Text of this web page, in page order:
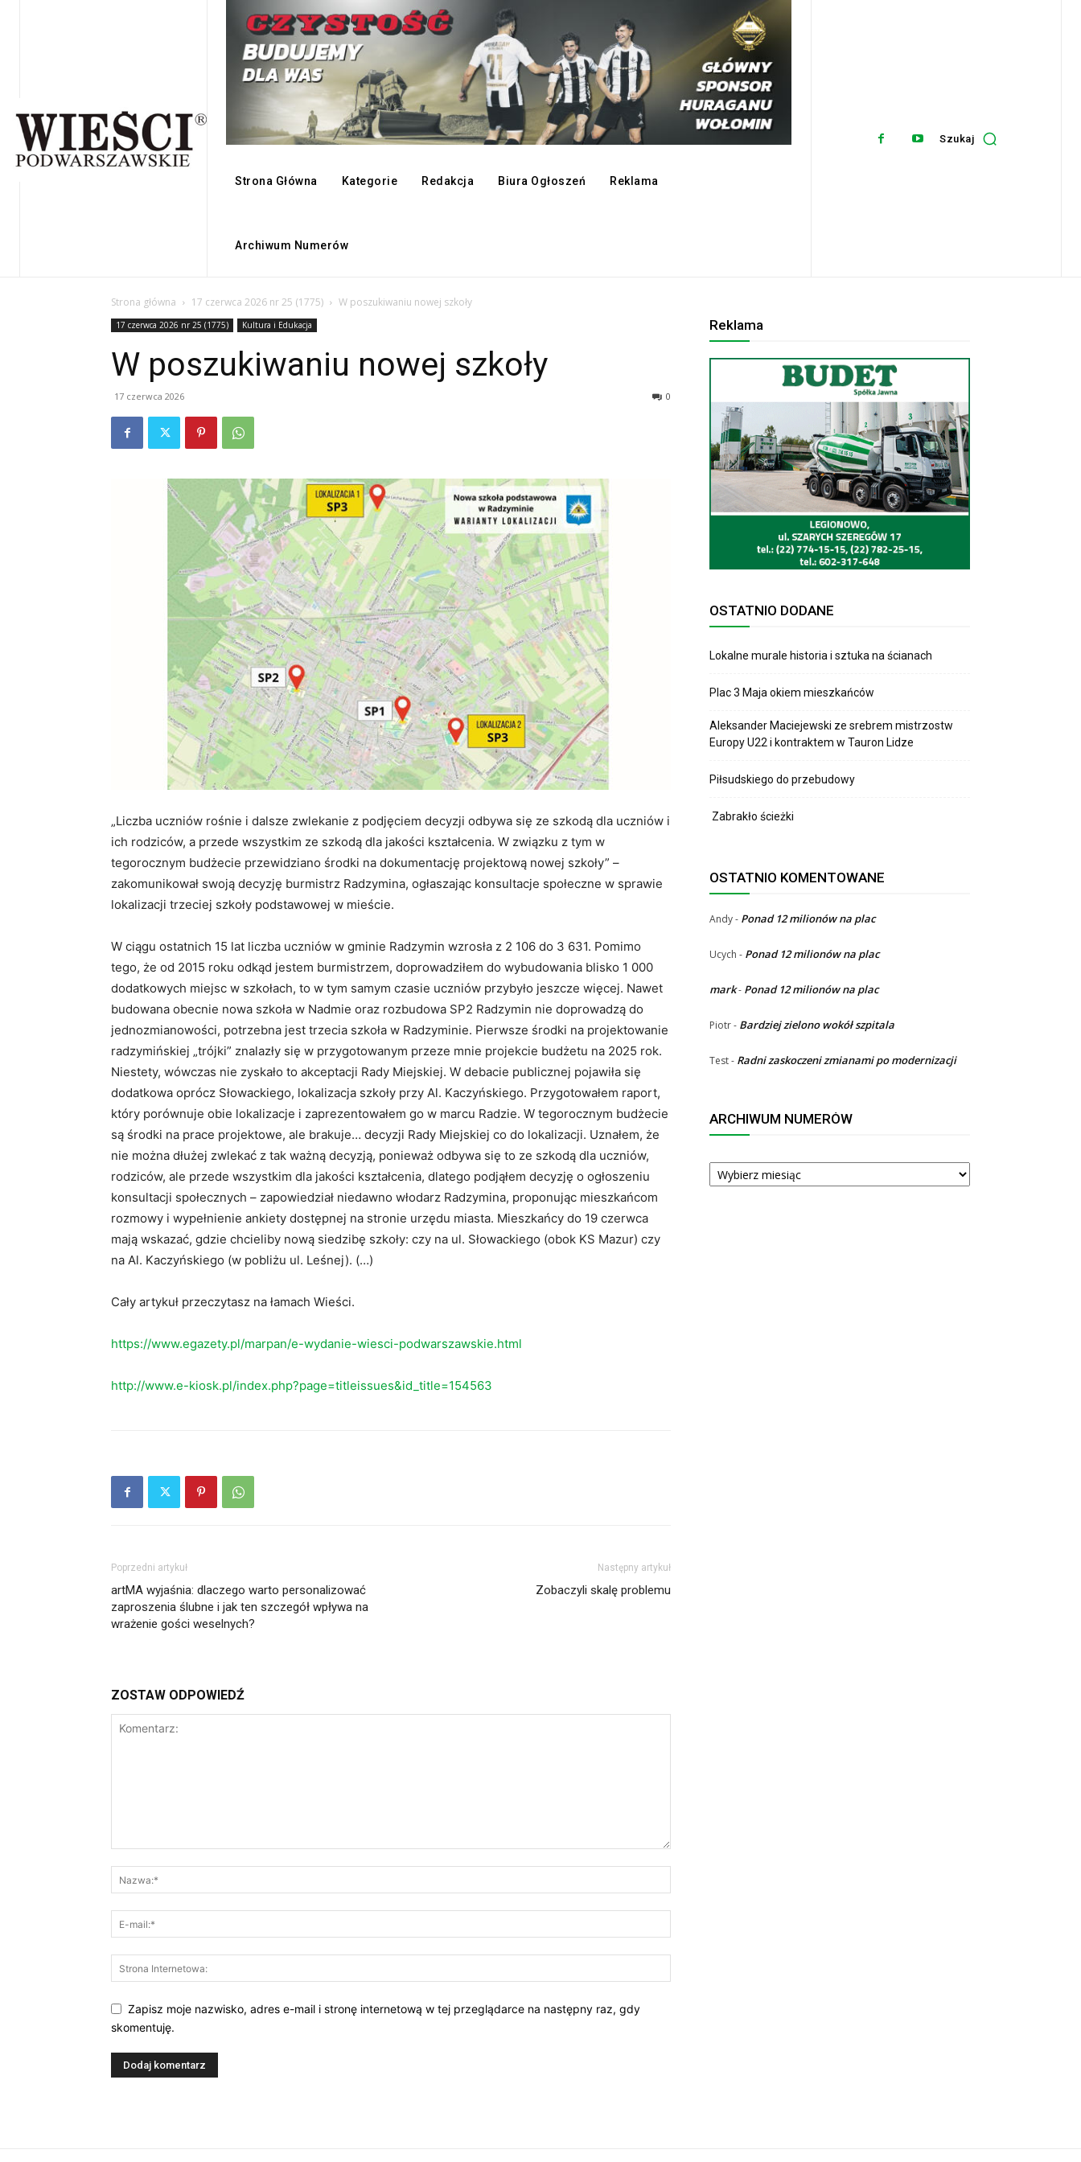
Strona Główna Kategorie Redakcja Biura Ogłoszeń Reklama
Archiwum Numerów
Szukaj
Strona główna 17 czerwca 2026 nr 25 (1775) W poszukiwaniu nowej szkoły
17 czerwca 2026 nr 25 (1775) Kultura i Edukacja
W poszukiwaniu nowej szkoły
17 czerwca 2026 0
„Liczba uczniów rośnie i dalsze zwlekanie z podjęciem decyzji odbywa się ze szkodą dla uczniów i
ich rodziców, a przede wszystkim ze szkodą dla jakości kształcenia. W związku z tym w
tegorocznym budżecie przewidziano środki na dokumentację projektową nowej szkoły” –
zakomunikował swoją decyzję burmistrz Radzymina, ogłaszając konsultacje społeczne w sprawie
lokalizacji trzeciej szkoły podstawowej w mieście.
W ciągu ostatnich 15 lat liczba uczniów w gminie Radzymin wzrosła z 2 106 do 3 631. Pomimo
tego, że od 2015 roku odkąd jestem burmistrzem, doprowadziłem do wybudowania blisko 1 000
dodatkowych miejsc w szkołach, to w tym samym czasie uczniów przybyło jeszcze więcej. Nawet
budowana obecnie nowa szkoła w Nadmie oraz rozbudowa SP2 Radzymin nie doprowadzą do
jednozmianowości, potrzebna jest trzecia szkoła w Radzyminie. Pierwsze środki na projektowanie
radzymińskiej „trójki” znalazły się w przygotowanym przeze mnie projekcie budżetu na 2025 rok.
Niestety, wówczas nie zyskało to akceptacji Rady Miejskiej. W debacie publicznej pojawiła się
dodatkowa oprócz Słowackiego, lokalizacja szkoły przy Al. Kaczyńskiego. Przygotowałem raport,
który porównuje obie lokalizacje i zaprezentowałem go w marcu Radzie. W tegorocznym budżecie
są środki na prace projektowe, ale brakuje… decyzji Rady Miejskiej co do lokalizacji. Uznałem, że
nie można dłużej zwlekać z tak ważną decyzją, ponieważ odbywa się to ze szkodą dla uczniów,
rodziców, ale przede wszystkim dla jakości kształcenia, dlatego podjąłem decyzję o ogłoszeniu
konsultacji społecznych – zapowiedział niedawno włodarz Radzymina, proponując mieszkańcom
rozmowy i wypełnienie ankiety dostępnej na stronie urzędu miasta. Mieszkańcy do 19 czerwca
mają wskazać, gdzie chcieliby nową siedzibę szkoły: czy na ul. Słowackiego (obok KS Mazur) czy
na Al. Kaczyńskiego (w pobliżu ul. Leśnej). (…)
Cały artykuł przeczytasz na łamach Wieści.
https://www.egazety.pl/marpan/e-wydanie-wiesci-podwarszawskie.html
http://www.e-kiosk.pl/index.php?page=titleissues&id_title=154563
Poprzedni artykuł
artMA wyjaśnia: dlaczego warto personalizować
zaproszenia ślubne i jak ten szczegół wpływa na
wrażenie gości weselnych?
Następny artykuł
Zobaczyli skalę problemu
ZOSTAW ODPOWIEDŹ
Zapisz moje nazwisko, adres e-mail i stronę internetową w tej przeglądarce na następny raz, gdy
skomentuję.
Reklama
OSTATNIO DODANE
Lokalne murale historia i sztuka na ścianach
Plac 3 Maja okiem mieszkańców
Aleksander Maciejewski ze srebrem mistrzostw
Europy U22 i kontraktem w Tauron Lidze
Piłsudskiego do przebudowy
Zabrakło ścieżki
OSTATNIO KOMENTOWANE
Andy- Ponad 12 milionów na plac
Ucych - Ponad 12 milionów na plac
mark- Ponad 12 milionów na plac
Piotr- Bardziej zielono wokół szpitala
Test- Radni zaskoczeni zmianami po modernizacji
ARCHIWUM NUMERÓW
ARCHIWUM
NUMERÓW